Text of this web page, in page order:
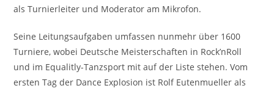
als Turnierleiter und Moderator am Mikrofon.
Seine Leitungsaufgaben umfassen nunmehr über 1600
Turniere, wobei Deutsche Meisterschaften in Rock’nRoll
und im Equalitly-Tanzsport mit auf der Liste stehen. Vom
ersten Tag der Dance Explosion ist Rolf Eutenmueller als